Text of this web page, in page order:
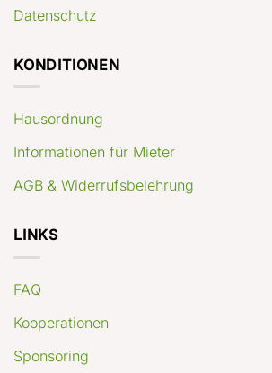
Datenschutz
KONDITIONEN
Hausordnung
Informationen für Mieter
AGB & Widerrufsbelehrung
LINKS
FAQ
Kooperationen
Sponsoring